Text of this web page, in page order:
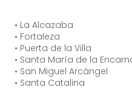
• La Alcazaba
• Fortaleza
• Puerta de la Villa
• Santa María de la
• San Miguel Arcángel
• Santa Catalina